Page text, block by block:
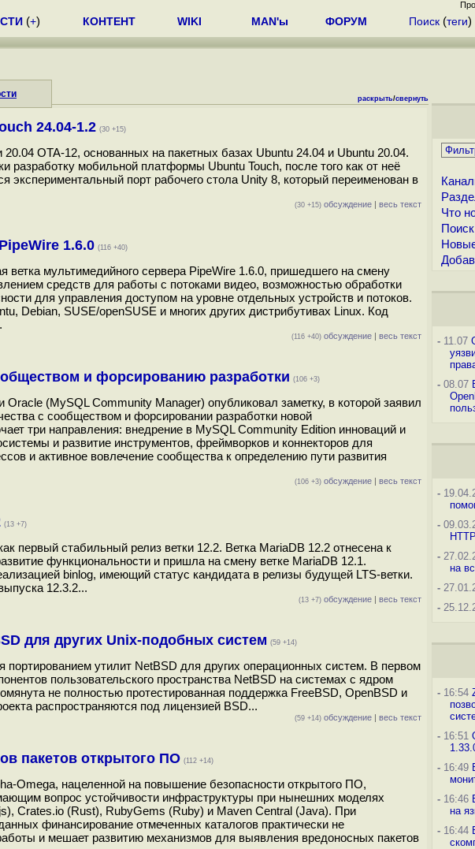
(+) КОНТЕНТ WIKI MAN'ы ФОРУМ Поиск (теги)
раскрыть/свернуть
24.04-1.2 (30 +15)
OTA-12, основанных на пакетных базах Ubuntu 24.04 и Ubuntu 20.04.
мобильной платформы Ubuntu Touch, после того как от неё
экспериментальный порт рабочего стола Unity 8, который переименован в
(30 +15) обсуждение | весь текст
1.6.0 (116 +40)
ветка мультимедийного сервера PipeWire 1.6.0, пришедшего на смену
средств для работы с потоками видео, возможностью обработки
для управления доступом на уровне отдельных устройств и потоков.
Debian, SUSE/openSUSE и многих других дистрибутивах Linux. Код
(116 +40) обсуждение | весь текст
и форсированию разработки (106 +3)
(MySQL Community Manager) опубликовал заметку, в которой заявил
с сообществом и форсировании разработки новой
три направления: внедрение в MySQL Community Edition инноваций и
и развитие инструментов, фреймворков и коннекторов для
и активное вовлечение сообщества к определению пути развития
(106 +3) обсуждение | весь текст
(13 +7)
первый стабильный релиз ветки 12.2. Ветка MariaDB 12.2 отнесена к
функциональности и пришла на смену ветке MariaDB 12.1.
binlog, имеющий статус кандидата в релизы будущей LTS-ветки.
12.3.2...
(13 +7) обсуждение | весь текст
для других Unix-подобных систем (59 +14)
утилит NetBSD для других операционных систем. В первом
пользовательского пространства NetBSD на системах с ядром
не полностью протестированная поддержка FreeBSD, OpenBSD и
распространяются под лицензией BSD...
(59 +14) обсуждение | весь текст
пакетов открытого ПО (112 +14)
Omega, нацеленной на повышение безопасности открытого ПО,
вопрос устойчивости инфраструктуры при нынешних моделях
Crates.io (Rust), RubyGems (Ruby) и Maven Central (Java). При
финансирование отмеченных каталогов практически не
и мешает развитию механизмов для выявления вредоносных пакетов
Что
-11.07
-08.07
-
-
-
на
-
-
-16:54
-16:51
-16:49
-16:46
на
-16:44